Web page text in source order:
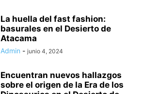
La huella del fast fashion:
basurales en el Desierto de
Atacama
Admin - junio 4, 2024
Encuentran nuevos hallazgos
sobre el origen de la Era de los